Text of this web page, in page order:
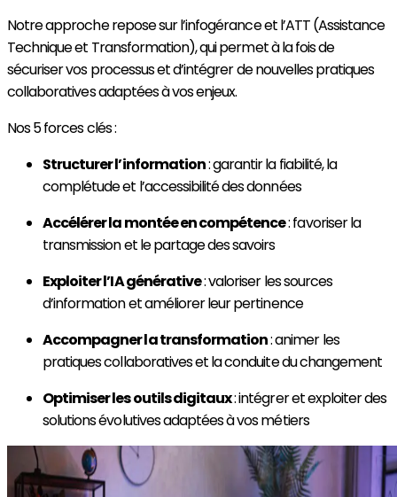
Notre approche repose sur l’infogérance et l’ATT (Assistance
Technique et Transformation), qui permet à la fois de
sécuriser vos processus et d’intégrer de nouvelles pratiques
collaboratives adaptées à vos enjeux.
Nos 5 forces clés :
Structurer l’information: garantir la fiabilité, la
complétude et l’accessibilité des données
Accélérer la montée en compétence: favoriser la
transmission et le partage des savoirs
Exploiter l’IA générative: valoriser les sources
d’information et améliorer leur pertinence
Accompagner la transformation: animer les
pratiques collaboratives et la conduite du changement
Optimiser les outils digitaux: intégrer et exploiter des
solutions évolutives adaptées à vos métiers